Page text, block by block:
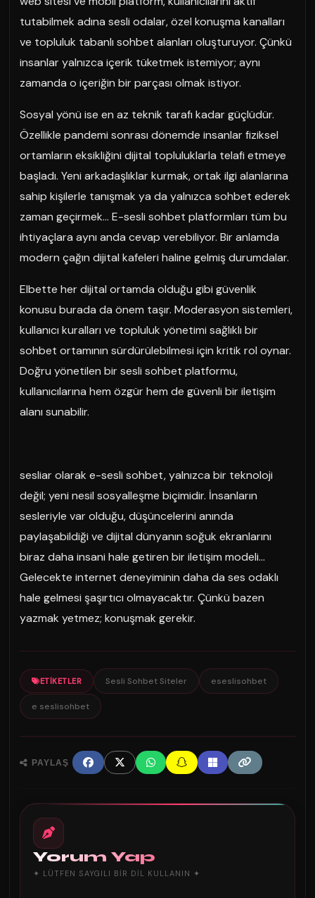
tutabilmek adına sesli odalar, özel konuşma kanalları
ve topluluk tabanlı sohbet alanları oluşturuyor. Çünkü
insanlar yalnızca içerik tüketmek istemiyor; aynı
zamanda o içeriğin bir parçası olmak istiyor.
Sosyal yönü ise en az teknik tarafı kadar güçlüdür.
Özellikle pandemi sonrası dönemde insanlar fiziksel
ortamların eksikliğini dijital topluluklarla telafi etmeye
başladı. Yeni arkadaşlıklar kurmak, ortak ilgi alanlarına
sahip kişilerle tanışmak ya da yalnızca sohbet ederek
zaman geçirmek… E-sesli sohbet platformları tüm bu
ihtiyaçlara aynı anda cevap verebiliyor. Bir anlamda
modern çağın dijital kafeleri haline gelmiş durumdalar.
Elbette her dijital ortamda olduğu gibi güvenlik
konusu burada da önem taşır. Moderasyon sistemleri,
kullanıcı kuralları ve topluluk yönetimi sağlıklı bir
sohbet ortamının sürdürülebilmesi için kritik rol oynar.
Doğru yönetilen bir sesli sohbet platformu,
kullanıcılarına hem özgür hem de güvenli bir iletişim
alanı sunabilir.
sesliar olarak e-sesli sohbet, yalnızca bir teknoloji
değil; yeni nesil sosyalleşme biçimidir. İnsanların
sesleriyle var olduğu, düşüncelerini anında
paylaşabildiği ve dijital dünyanın soğuk ekranlarını
biraz daha insani hale getiren bir iletişim modeli…
Gelecekte internet deneyiminin daha da ses odaklı
hale gelmesi şaşırtıcı olmayacaktır. Çünkü bazen
yazmak yetmez; konuşmak gerekir.
ETIKETLER Sesli Sohbet Siteler eseslisohbet
e seslisohbet
PAYLAŞ
Yorum Yap
✦ LÜTFEN SAYGILI BIR DIL KULLANIN ✦